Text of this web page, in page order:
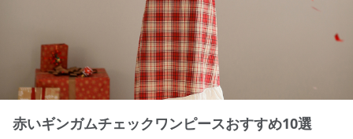
赤いギンガムチェックワンピースおすすめ10選